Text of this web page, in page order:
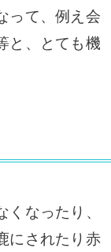
って、例え会
と、とても機
なったり、
にされたり赤